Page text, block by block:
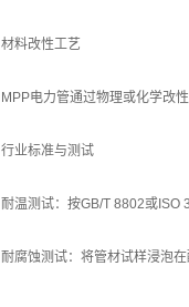
材料改性工艺
MPP电力管通过物理或化学改
行业标准与测试
耐温测试：按GB/T 8802或ISO
耐腐蚀测试：将管材试样浸泡